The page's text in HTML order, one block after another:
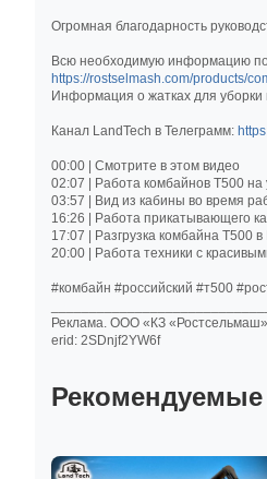
Огромная благодарность
Всю необходимую информацию
https://rostselmash.com/products/
Информация о жатках для уборки
Канал LandTech в Телеграмм:
00:00 | Смотрите в этом видео
02:07 | Работа комбайнов Т500 на
03:57 | Вид из кабины во время
16:26 | Работа прикатывающего
17:07 | Разгрузка комбайна Т500
20:00 | Работа техники с
#комбайн #российский #т500
Реклама. ООО «КЗ
erid: 2SDnjf2YW6f